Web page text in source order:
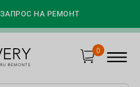
ЗАПРОС НА РЕМОНТ
0